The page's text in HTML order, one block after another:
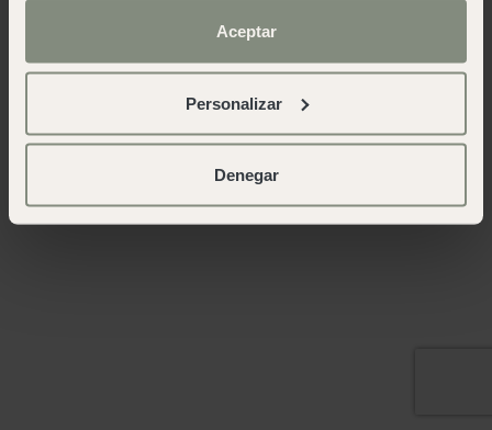
Aceptar
Personalizar
Denegar